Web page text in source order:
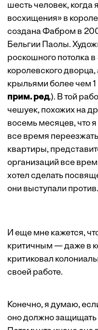
шесть человек, когда
восхищения» в
создана Фабром в
Бельгии Паолы.
роскошного потолка
королевского
крыльями более чем
прим. ред.). В той
чешуек, похожих на
восемь месяцев, что
все время
квартиры,
организаций все
хотел сделать
они выступали против.
И еще мне кажется,
критичным — даже в
критиковал
своей работе.
Конечно, я думаю,
оно должно защищать